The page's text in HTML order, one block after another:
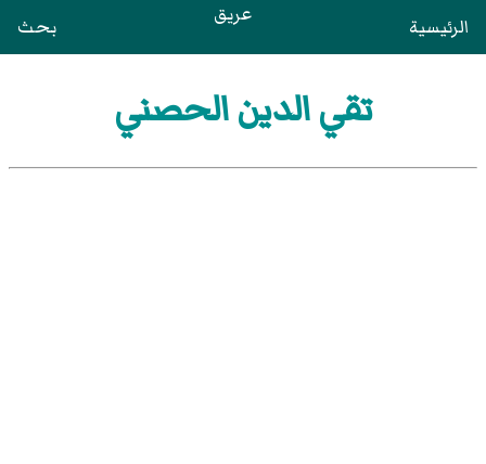
الرئيسية عريق بحث
تقي الدين الحصني